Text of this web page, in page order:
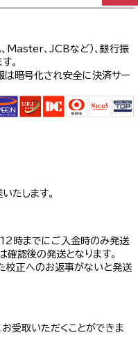
Master、JCBなど）、銀行振
。
は暗号化され安全に決済サー
たします。
時までにご入金時のみ発送
確認後の発送となります。
校正へのお返事がないと発送
受取いただくことができま